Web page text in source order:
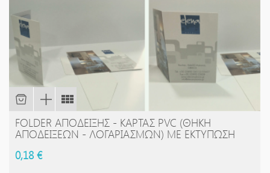
FOLDER ΑΠΌΔΕΙΞΗΣ - ΚΆΡΤΑΣ PVC (ΘΉΚΗ
ΑΠΟΔΕΊΞΕΩΝ - ΛΟΓΑΡΙΑΣΜΏΝ) ΜΕ ΕΚΤΎΠΩΣΗ
0,18 €